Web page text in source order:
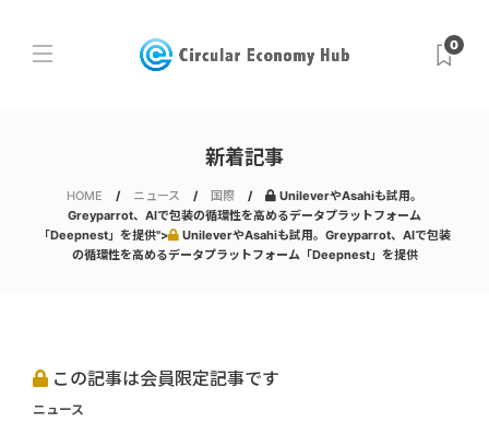
0
新着記事
HOME ニュース 国際
UnileverやAsahiも試用。
Greyparrot、AIで包装の循環性を高めるデータプラットフォーム
「Deepnest」を提供">
UnileverやAsahiも試用。Greyparrot、AIで包装
の循環性を高めるデータプラットフォーム「Deepnest」を提供
この記事は会員限定記事です
ニュース